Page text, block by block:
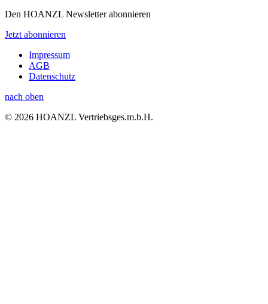
Den HOANZL Newsletter abonnieren
Jetzt abonnieren
Impressum
AGB
Datenschutz
nach oben
© 2026 HOANZL Vertriebsges.m.b.H.